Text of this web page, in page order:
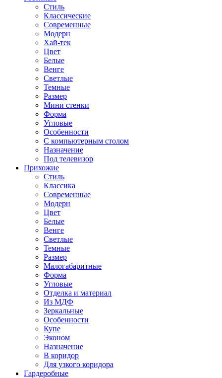
Стиль
Классические
Современные
Модерн
Хай-тек
Цвет
Белые
Венге
Светлые
Темные
Размер
Мини стенки
Форма
Угловые
Особенности
С компьютерным столом
Назначение
Под телевизор
Прихожие
Стиль
Классика
Современные
Модерн
Цвет
Белые
Венге
Светлые
Темные
Размер
Малогабаритные
Форма
Угловые
Отделка и материал
Из МДФ
Зеркальные
Особенности
Купе
Эконом
Назначение
В коридор
Для узкого коридора
Гардеробные